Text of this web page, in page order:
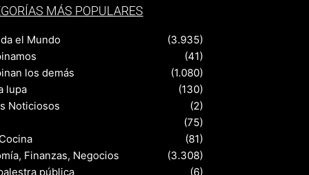
MÁS POPULARES
el Mundo
(3.935)
(41)
los demás
(1.080)
lupa
(130)
Noticiosos
(2)
(75)
(81)
Finanzas, Negocios
(3.308)
pública
(6)